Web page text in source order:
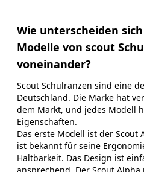
Wie unterscheiden
Modelle von scout
voneinander?
Scout Schulranzen sind eine
Deutschland. Die Marke hat
dem Markt, und jedes Modell
Eigenschaften.
Das erste Modell ist der Scout
ist bekannt für seine
Haltbarkeit. Das Design ist